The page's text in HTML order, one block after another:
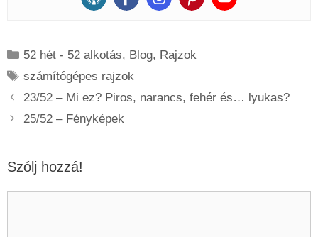
Kategória
52 hét - 52 alkotás, Blog, Rajzok
Címkék
számítógépes rajzok
23/52 – Mi ez? Piros, narancs, fehér és… lyukas?
25/52 – Fényképek
Szólj hozzá!